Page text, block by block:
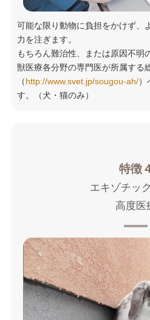
可能な限り動物に負担をかけず、
力を注ぎます。
もちろん難治性、または原因不明
獣医療各分野の専門医が所属する
（http://www.svet.jp/sougou-ah/）
す。（犬・猫のみ）
特徴
エキゾチッ
高度医